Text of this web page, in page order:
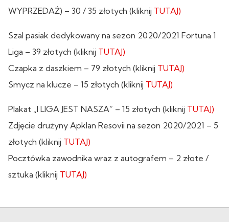
WYPRZEDAŻ) – 30 / 35 złotych (kliknij TUTAJ)
Szal pasiak dedykowany na sezon 2020/2021 Fortuna 1
Liga – 39 złotych (kliknij TUTAJ)
Czapka z daszkiem – 79 złotych (kliknij TUTAJ)
Smycz na klucze – 15 złotych (kliknij TUTAJ)
Plakat „I LIGA JEST NASZA” – 15 złotych (kliknij TUTAJ)
Zdjęcie drużyny Apklan Resovii na sezon 2020/2021 – 5
złotych (kliknij TUTAJ)
Pocztówka zawodnika wraz z autografem – 2 złote /
sztuka (kliknij TUTAJ)